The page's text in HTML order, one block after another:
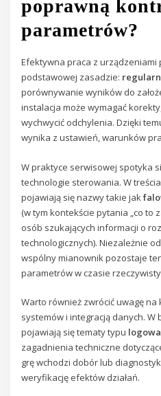
poprawną
parametrów?
Efektywna praca z
podstawowej zasadzie:
porównywanie wyników do
instalacja może wymagać
wychwycić odchylenia. Dzięki
wynika z ustawień, warunków
W praktyce serwisowej spotyka
technologie sterowania. W
pojawiają się nazwy takie jak
(w tym kontekście pytania „co to
osób szukających informacji o
technologicznych). Niezależnie
wspólny mianownik pozostaje
parametrów w czasie
Warto również zwrócić uwagę na
systemów i integracją danych. W
pojawiają się tematy typu
zagadnienia techniczne
grę wchodzi dobór lub
weryfikację efektów działań.